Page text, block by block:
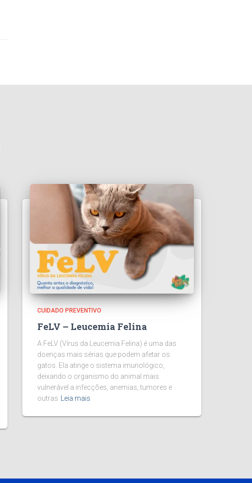
CUIDADO PREVENTIVO
FeLV – Leucemia Felina
A FeLV (Vírus da Leucemia Felina) é uma das
doenças mais sérias que podem afetar os
gatos. Ela atinge o sistema imunológico,
deixando o organismo do animal mais
vulnerável a infecções, anemias, tumores e
outras
Leia mais